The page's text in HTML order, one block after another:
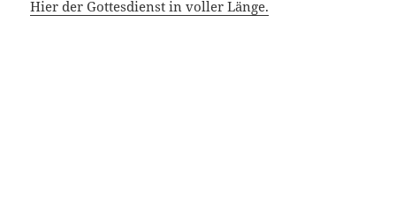
Hier der Gottesdienst in voller Länge.